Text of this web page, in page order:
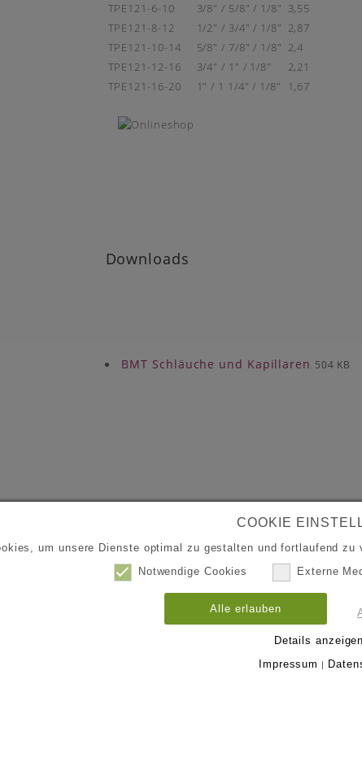
TPE121-6-10
3/8" / 5/8" / 1/8" 3,55
TPE121-8-12
1/2" / 3/4" / 1/8" 2,87
TPE121-10-14
5/8" / 7/8" / 1/8" 2,4
TPE121-12-16
3/4" / 1" / 1/8" 2,21
TPE121-16-20
1" / 1 1/4" / 1/8" 1,67
Downloads
BMT Schläuche und Kapillaren 504 KB
COOKIE
um unsere Dienste optimal zu gestalten und fortlaufend
Notwendige Cookies
Externe
Alle erlauben
Details anzeigen
Impressum |